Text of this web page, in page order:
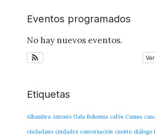
Eventos programados
No hay nuevos eventos.
Etiquetas
Alhambra Antonio Gala Bohemia cafés Camus
ciudadano ciudades conversación cuento diálogo